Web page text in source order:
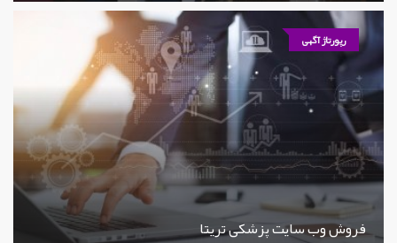
رپورتاژ آگهی
فروش وب سایت پزشکی تریتا